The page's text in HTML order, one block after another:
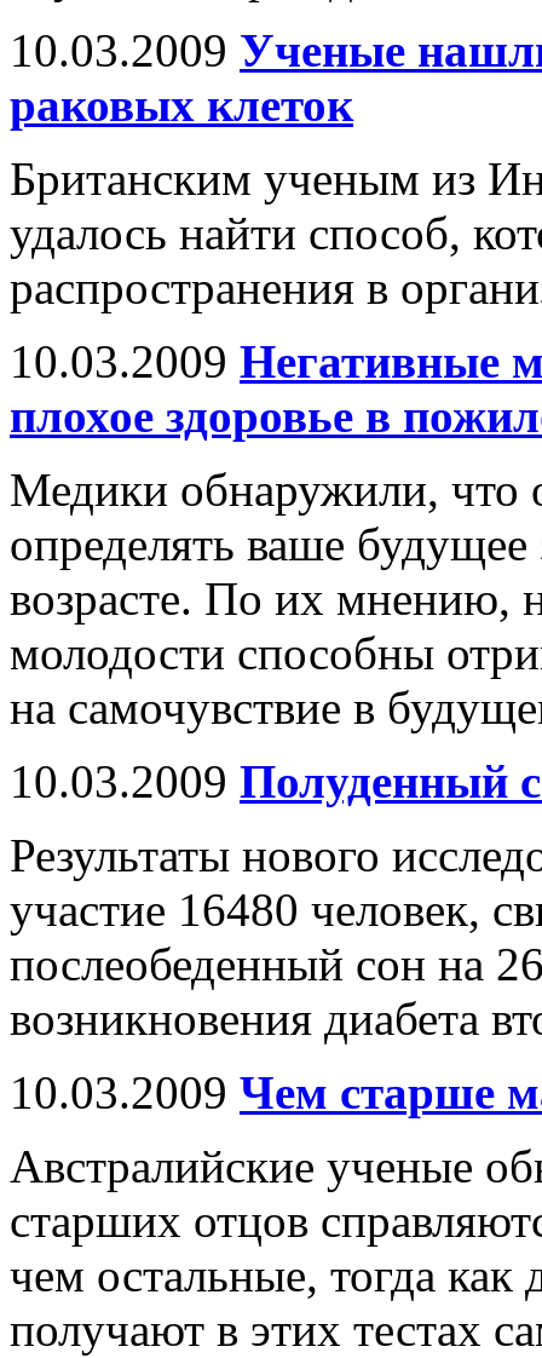
10.03.2009 Ученые
раковых клеток
Британским ученым из
удалось найти способ,
распространения в
10.03.2009 Негативные
плохое здоровье в
Медики обнаружили, что
определять ваше будущее
возрасте. По их мнению,
молодости способны
на самочувствие в
10.03.2009 Полуденный
Результаты нового
участие 16480 человек,
послеобеденный сон на
возникновения диабета
10.03.2009 Чем старше
Австралийские ученые
старших отцов
чем остальные, тогда как
получают в этих тестах